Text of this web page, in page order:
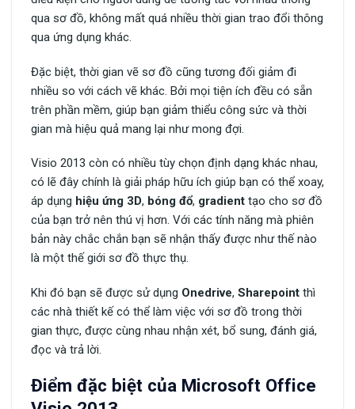
qua sơ đồ, không mất quá nhiều thời gian trao đổi thông
qua ứng dụng khác.
Đặc biệt, thời gian vẽ sơ đồ cũng tương đối giảm đi
nhiều so với cách vẽ khác. Bởi mọi tiện ích đều có sẵn
trên phần mềm, giúp bạn giảm thiểu công sức và thời
gian mà hiệu quả mang lại như mong đợi.
Visio 2013 còn có nhiều tùy chọn định dạng khác nhau,
có lẽ đây chính là giải pháp hữu ích giúp bạn có thể xoay,
áp dụng hiệu ứng 3D, bóng đổ, gradient tạo cho sơ đồ
của bạn trở nên thú vị hơn. Với các tính năng mà phiên
bản này chắc chắn bạn sẽ nhận thấy được như thế nào
là một thế giới sơ đồ thực thụ.
Khi đó bạn sẽ được sử dụng Onedrive, Sharepoint thì
các nhà thiết kế có thể làm việc với sơ đồ trong thời
gian thực, được cùng nhau nhận xét, bổ sung, đánh giá,
đọc và trả lời.
Điểm đặc biệt của Microsoft Office